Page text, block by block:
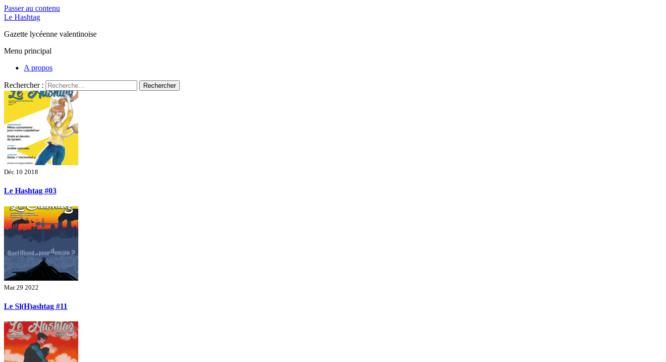
Passer au contenu
Le Hashtag
Gazette lycéenne valentinoise
Menu principal
A propos
Rechercher :
Déc 10 2018
Le Hashtag #03
Mar 29 2022
Le Sl(H)ashtag #11